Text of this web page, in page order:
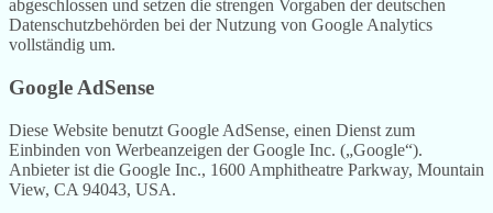
abgeschlossen und setzen die strengen Vorgaben der deutschen
Datenschutzbehörden bei der Nutzung von Google Analytics
vollständig um.
Google AdSense
Diese Website benutzt Google AdSense, einen Dienst zum
Einbinden von Werbeanzeigen der Google Inc. („Google“).
Anbieter ist die Google Inc., 1600 Amphitheatre Parkway, Mountain
View, CA 94043, USA.